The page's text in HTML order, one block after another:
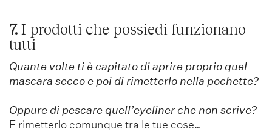
7. I prodotti che possiedi funzionano
tutti
Quante volte ti è capitato di aprire proprio quel
mascara secco e poi di rimetterlo nella pochette?
Oppure di pescare quell’eyeliner che non scrive?
E rimetterlo comunque tra le tue cose…